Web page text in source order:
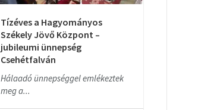
Tízéves a Hagyományos
Székely Jövő Központ –
jubileumi ünnepség
Csehétfalván
Hálaadó ünnepséggel emlékeztek
meg a...